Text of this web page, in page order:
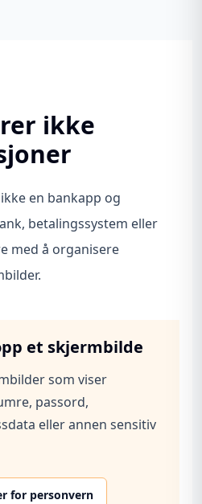
ikke
en bankapp og
betalingssystem eller
med å organisere
et skjermbilde
som viser
passord,
eller annen sensitiv
for personvern